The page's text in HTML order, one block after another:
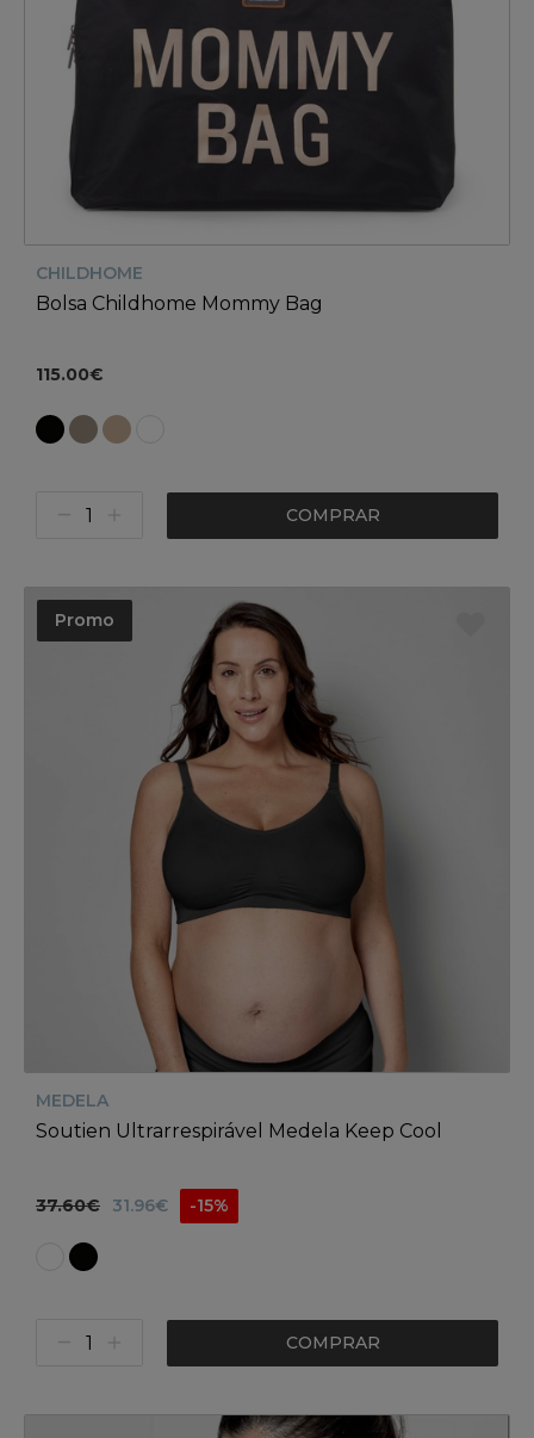
CHILDHOME
Bolsa Childhome Mommy Bag
115.00€
COMPRAR
Promo
MEDELA
Soutien Ultrarrespirável Medela Keep Cool
37.60€ 31.96€ -15%
COMPRAR